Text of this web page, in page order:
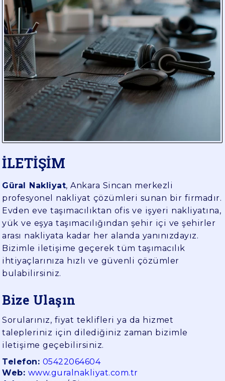
TAŞIMA
PARÇA
YÜK
TAŞIMA
DÖKME
YÜK
TAŞIMA
İLETİŞİM
Güral Nakliyat, Ankara Sincan merkezli
profesyonel nakliyat çözümleri sunan bir firmadır.
Evden eve taşımacılıktan ofis ve işyeri nakliyatına,
yük ve eşya taşımacılığından şehir içi ve şehirler
arası nakliyata kadar her alanda yanınızdayız.
Bizimle iletişime geçerek tüm taşımacılık
ihtiyaçlarınıza hızlı ve güvenli çözümler
bulabilirsiniz.
Bize Ulaşın
Sorularınız, fiyat teklifleri ya da hizmet
talepleriniz için dilediğiniz zaman bizimle
iletişime geçebilirsiniz.
Telefon: 05422064604
Web: www.guralnakliyat.com.tr